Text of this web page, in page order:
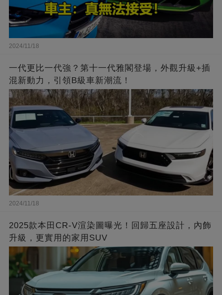
2024/11/18
一代更比一代強？第十一代雅閣登場，外觀升級+插
混新動力，引領B級車新潮流！
2024/11/18
2025款本田CR-V渲染圖曝光！回歸五座設計，內飾
升級，更實用的家用SUV